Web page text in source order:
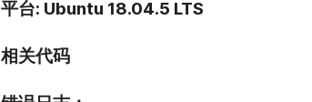
平台: Ubuntu 18.04.5 LTS
相关代码